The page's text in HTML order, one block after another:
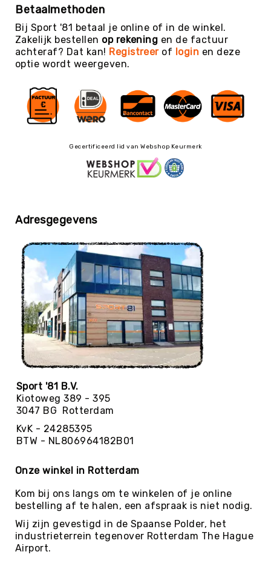
Speelballen
Trefballen
Foamballen
Luchtgevulde
Pleinballen
Speciale
ballen
Skippyballen
Ballenpakketten
Sportballen
Speelballen
Pakketten
Pleinballen
Pakketten
Balaccessoires
Ballentassen
&
netten
Ballenpompen
&
Ballenwagens
Overig
EDUCATIE
Speelballen
Luchtgevulde
ballen
Pleinballen
Megaballen
Speciale
Betaalmethoden
Bij Sport '81 betaal je online of in de winkel.
Zakelijk bestellen op rekening en de factuur
achteraf? Dat kan! Registreerof login en deze
optie wordt weergeven.
Gecertificeerd lid van Webshop Keurmerk
Adresgegevens
Sport '81 B.V.
Kiotoweg 389 - 395
3047 BG Rotterdam
KvK - 24285395
BTW - NL806964182B01
Onze winkel in Rotterdam
Kom bij ons langs om te winkelen of je online
bestelling af te halen, een afspraak is niet nodig.
Wij zijn gevestigd in de Spaanse Polder, het
industrieterrein tegenover Rotterdam The Hague
Airport.